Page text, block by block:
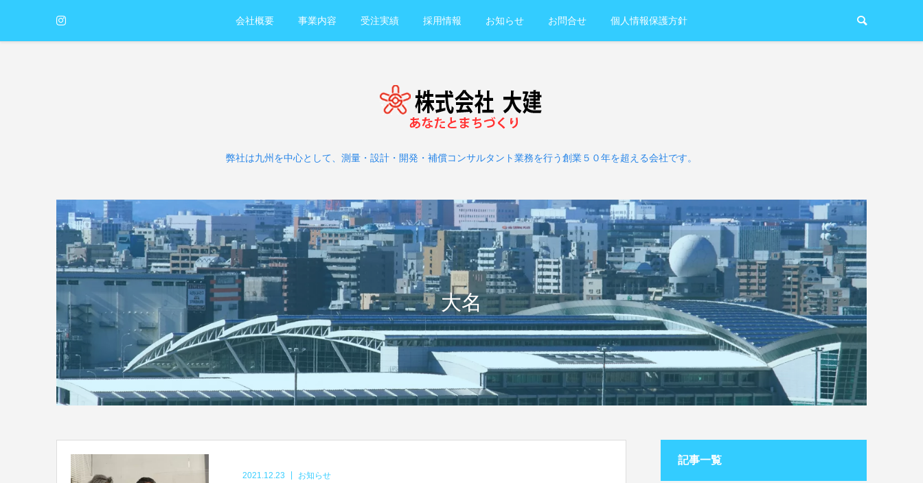
会社概要 事業内容 受注実績 採用情報 お知らせ お問合せ 個人情報保護方針
弊社は九州を中心として、測量・設計・開発・補償コンサルタント業務を行う創業５０年を超える会社です。
大名
2021.12.23 お知らせ
記事一覧